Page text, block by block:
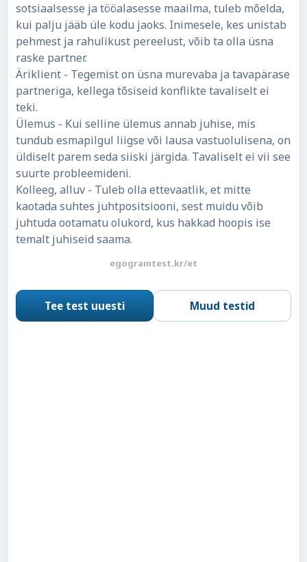
sotsiaalsesse ja tööalasesse maailma, tuleb mõelda,
kui palju jääb üle kodu jaoks. Inimesele, kes unistab
pehmest ja rahulikust pereelust, võib ta olla üsna
raske partner.
Äriklient - Tegemist on üsna murevaba ja tavapärase
partneriga, kellega tõsiseid konflikte tavaliselt ei
teki.
Ülemus - Kui selline ülemus annab juhise, mis
tundub esmapilgul liigse või lausa vastuolulisena, on
üldiselt parem seda siiski järgida. Tavaliselt ei vii see
suurte probleemideni.
Kolleeg, alluv - Tuleb olla ettevaatlik, et mitte
kaotada suhtes juhtpositsiooni, sest muidu võib
juhtuda ootamatu olukord, kus hakkad hoopis ise
temalt juhiseid saama.
egogramtest.kr/et
Tee test uuesti Muud testid